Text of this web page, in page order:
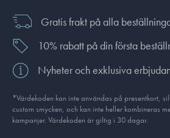
Gratis frakt på alla
10% rabatt på din första
Nyheter och exklusiva
*Värdekoden kan inte användas på presentkort,
custom smycken, och kan inte heller kombineras
kampanjer. Värdekoden är giltig i 30 dagar.